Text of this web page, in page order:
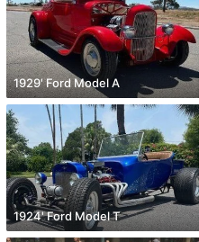
1929' Ford Model A
1924' Ford Model T